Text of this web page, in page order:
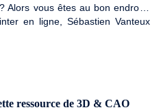
Alors vous êtes au bon endroit !
en ligne, Sébastien Vanteux
en main des différents outils du
ressource de 3D & CAO